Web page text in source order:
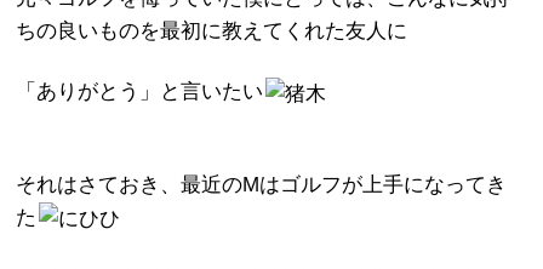
ちの良いものを最初に教えてくれた友人に
「ありがとう」と言いたい
それはさておき、最近のMはゴルフが上手になってき
た